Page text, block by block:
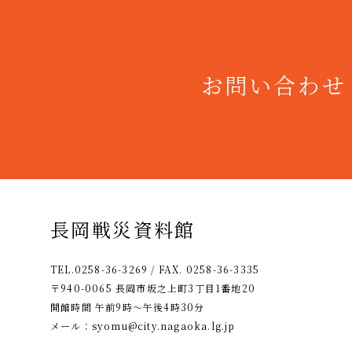
お問い合わせ
長岡戦災資料館
TEL.0258-36-3269 / FAX. 0258-36-3335
〒940-0065 長岡市坂之上町3丁目1番地20
開館時間 午前9時〜午後4時30分
メール： syomu@city.nagaoka.lg.jp